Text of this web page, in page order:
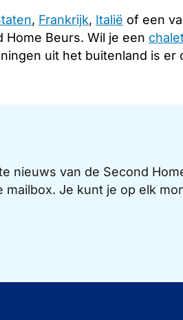
, Frankrijk, Italië of een
Beurs. Wil je een
uit het buitenland is er
nieuws van de Second
Je kunt je op elk